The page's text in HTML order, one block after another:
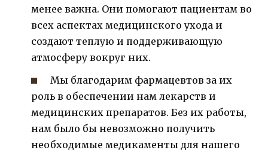
менее важна. Они помогают пациентам во
всех аспектах медицинского ухода и
создают теплую и поддерживающую
атмосферу вокруг них.
Мы благодарим фармацевтов за их
роль в обеспечении нам лекарств и
медицинских препаратов. Без их работы,
нам было бы невозможно получить
необходимые медикаменты для нашего